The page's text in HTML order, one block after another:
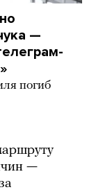
—
погиб
—